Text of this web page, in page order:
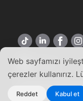
Web sayfamızı
çerezler kullanırız.
Reddet Kabul et
Türkçe
Copyright ©2026
Kullanım Koşulları